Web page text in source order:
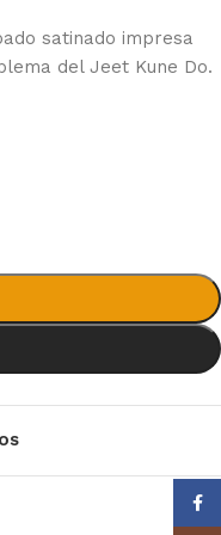
satinado impresa
del Jeet Kune Do.